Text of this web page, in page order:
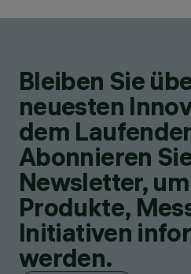
Bleiben Sie
neuesten
dem
Abonnieren
Newsletter,
Produkte,
Initiativen
werden.